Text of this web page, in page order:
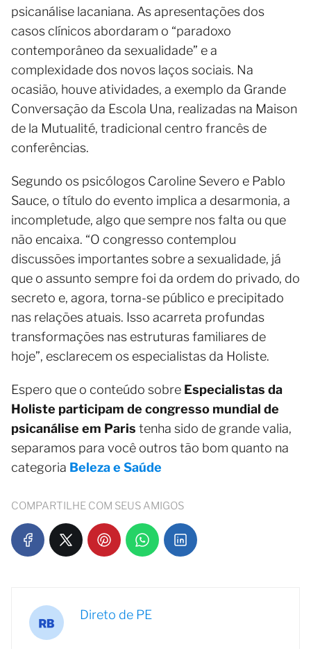
psicanálise lacaniana. As apresentações dos
casos clínicos abordaram o “paradoxo
contemporâneo da sexualidade” e a
complexidade dos novos laços sociais. Na
ocasião, houve atividades, a exemplo da Grande
Conversação da Escola Una, realizadas na Maison
de la Mutualité, tradicional centro francês de
conferências.
Segundo os psicólogos Caroline Severo e Pablo
Sauce, o título do evento implica a desarmonia, a
incompletude, algo que sempre nos falta ou que
não encaixa. “O congresso contemplou
discussões importantes sobre a sexualidade, já
que o assunto sempre foi da ordem do privado, do
secreto e, agora, torna-se público e precipitado
nas relações atuais. Isso acarreta profundas
transformações nas estruturas familiares de
hoje”, esclarecem os especialistas da Holiste.
Espero que o conteúdo sobre Especialistas da
Holiste participam de congresso mundial de
psicanálise em Paris tenha sido de grande valia,
separamos para você outros tão bom quanto na
categoria Beleza e Saúde
COMPARTILHE COM SEUS AMIGOS
Direto de PE